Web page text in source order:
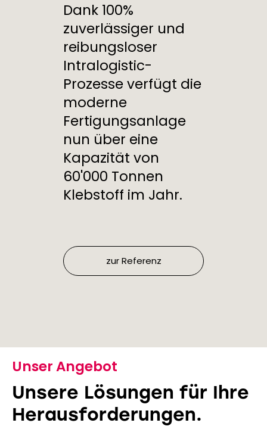
Dank 100%
zuverlässiger und
reibungsloser
Intralogistic-
Prozesse verfügt die
moderne
Fertigungsanlage
nun über eine
Kapazität von
60'000 Tonnen
Klebstoff im Jahr.
zur Referenz
Unser Angebot
Unsere Lösungen für Ihre
Herausforderungen.